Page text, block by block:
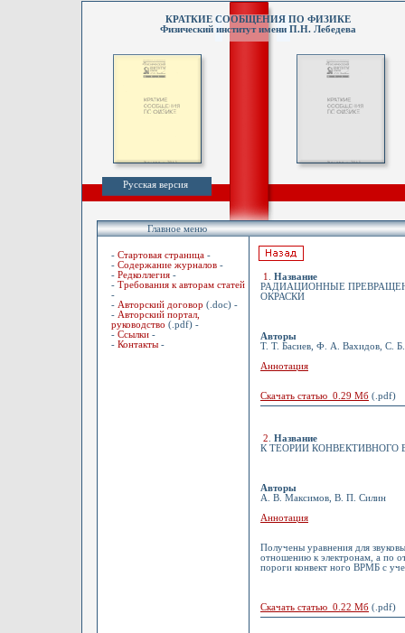
КРАТКИЕ СООБЩЕНИЯ ПО ФИЗИКЕ
Физический институт имени П.Н. Лебедева
Русская версия
Главное меню
- Стартовая страница -
- Содержание журналов -
- Редколлегия -
- Требования к авторам статей
-
- Авторский договор (.doc) -
- Авторский портал,
руководство (.pdf) -
- Ссылки -
- Контакты -
1
Название
РАДИАЦИОННЫЕ
ОКРАСКИ
Авторы
Т. Т. Басиев, Ф. А. Вахидов, С.
Аннотация
Скачать статью 0.29 Мб (.pdf)
2
Название
К ТЕОРИИ КОНВЕКТИВНОГО
Авторы
А. В. Максимов, В. П. Силин
Аннотация
Получены уравнения для
отношению к электронам, а по
пороги конвект ного ВРМБ с
Скачать статью 0.22 Мб (.pdf)